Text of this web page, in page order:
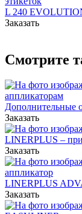
L 240
Заказать
Смотрите
Дополнительные
Заказать
LINERPLUS –
Заказать
LINERPLUS
Заказать